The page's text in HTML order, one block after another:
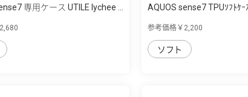
専用ケース UTILE lychee ...
AQUOS sense7 TPUｿﾌﾄｹ
参考価格￥2,200
ソフト